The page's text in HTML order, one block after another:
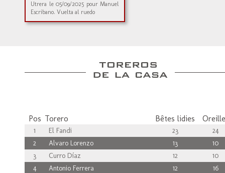
Utrera le 05/09/2025 pour Manuel
Escribano. Vuelta al ruedo
Pos Torero Bêtes lidies
1 El Fandi 23
24
2
Alvaro Lorenzo 13
10
3
Curro Díaz 12
10
4
Antonio Ferrera 12
16